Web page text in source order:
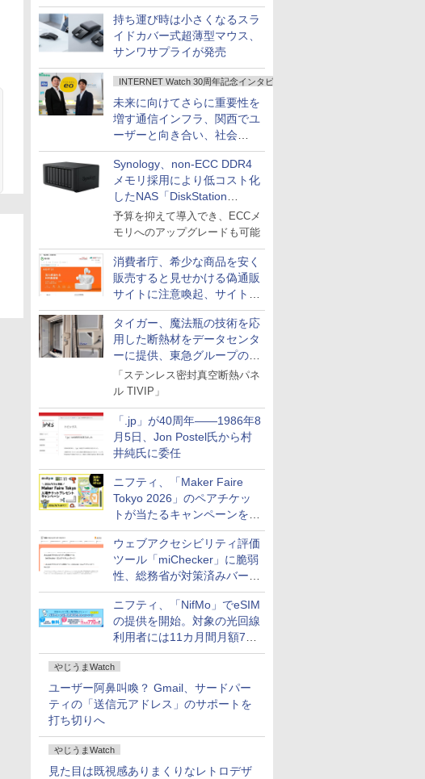
持ち運び時は小さくなるスラ
イドカバー式超薄型マウス、
サンワサプライが発売
INTERNET Watch 30周年記念インタビュー
未来に向けてさらに重要性を
増す通信インフラ、関西でユ
ーザーと向き合い、社会
の“あたらしい”を起動し続け
る～オプテージ
Synology、non-ECC DDR4
メモリ採用により低コスト化
したNAS「DiskStation
neo+」シリーズ
予算を抑えて導入でき、ECCメ
モリへのアップグレードも可能
消費者庁、希少な商品を安く
販売すると見せかける偽通販
サイトに注意喚起、サイト名
とドメイン名を公表
タイガー、魔法瓶の技術を応
用した断熱材をデータセンタ
ーに提供、東急グループの実
証実験で
「ステンレス密封真空断熱パネ
ル TIVIP」
「.jp」が40周年――1986年8
月5日、Jon Postel氏から村
井純氏に委任
ニフティ、「Maker Faire
Tokyo 2026」のペアチケッ
トが当たるキャンペーンをX
で実施。8月16日まで
ウェブアクセシビリティ評価
ツール「miChecker」に脆弱
性、総務省が対策済みバージ
ョンへの更新を呼び掛け
ニフティ、「NifMo」でeSIM
の提供を開始。対象の光回線
利用者には11カ月間月額770
円割引のキャンペーン
やじうまWatch
ユーザー阿鼻叫喚？ Gmail、サードパー
ティの「送信元アドレス」のサポートを
打ち切りへ
やじうまWatch
見た目は既視感ありまくりなレトロデザ